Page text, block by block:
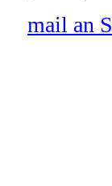
mail an